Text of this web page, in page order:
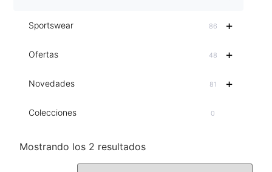
+
Sportswear 86
+
Ofertas 48
+
Novedades 81
Colecciones 0
Mostrando los 2 resultados